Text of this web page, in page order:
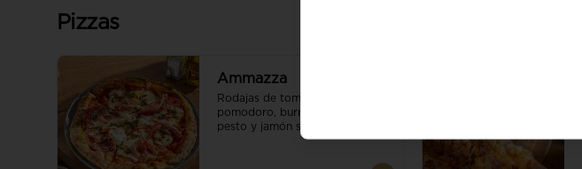
Pizzas
Ammazza
Rodajas de tomate fresco, base
pomodoro, burrata cremoso,
pesto y jamón serrano.